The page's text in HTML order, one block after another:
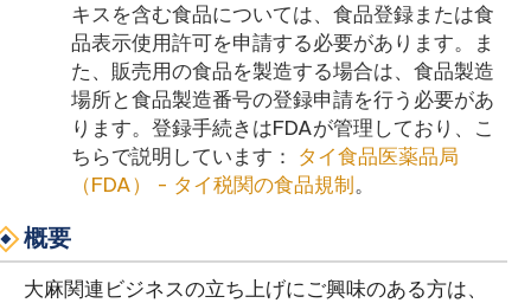
キスを含む食品については、食品登録または食
品表示使用許可を申請する必要があります。ま
た、販売用の食品を製造する場合は、食品製造
場所と食品製造番号の登録申請を行う必要があ
ります。登録手続きはFDAが管理しており、こ
ちらで説明しています： タイ食品医薬品局
（FDA） - タイ税関の食品規制。
概要
大麻関連ビジネスの立ち上げにご興味のある方は、